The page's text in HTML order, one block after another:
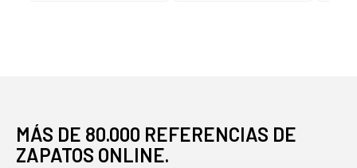
MÁS DE 80.000 REFERENCIAS DE
ZAPATOS ONLINE.